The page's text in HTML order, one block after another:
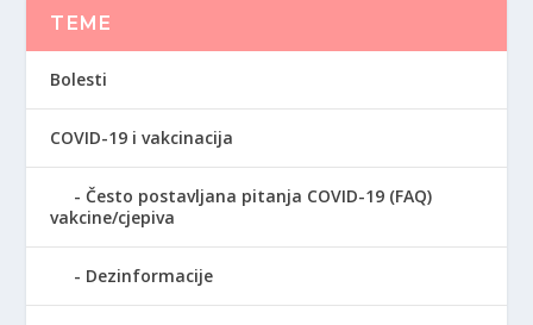
TEME
Bolesti
COVID-19 i vakcinacija
Često postavljana pitanja COVID-19 (FAQ)
vakcine/cjepiva
Dezinformacije